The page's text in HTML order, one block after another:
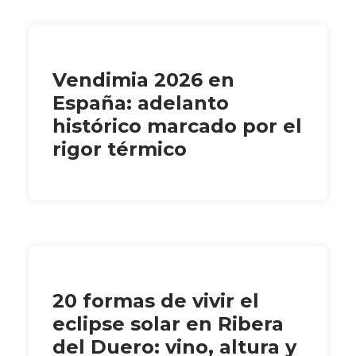
Vendimia 2026 en
España: adelanto
histórico marcado por el
rigor térmico
20 formas de vivir el
eclipse solar en Ribera
del Duero: vino, altura y